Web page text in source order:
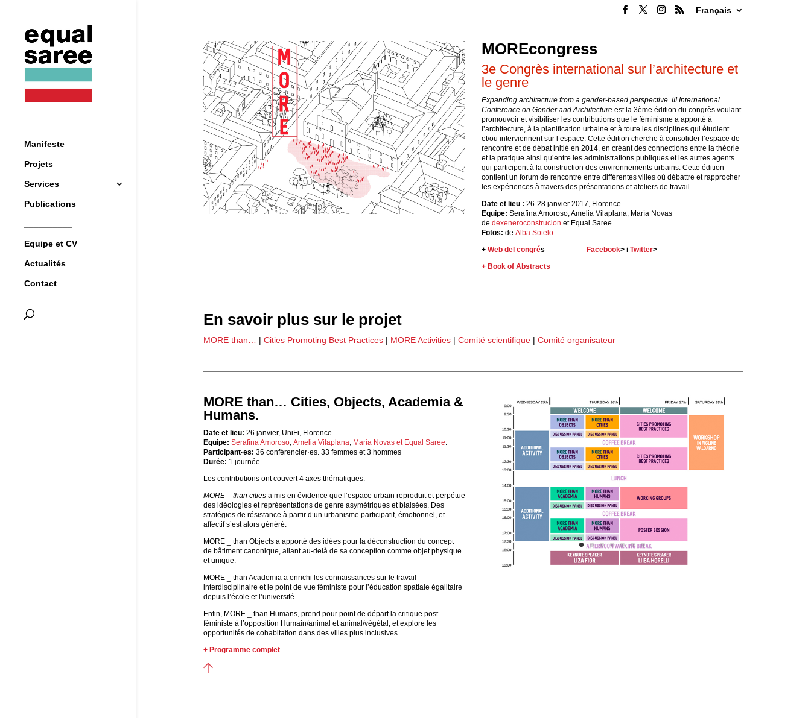
Français
Manifeste
Projets
Services
Publications
Equipe et CV
Actualités
Contact
MOREcongress
3e Congrès international sur l’architecture et
le genre
Expanding architecture from a gender-based perspective. III International
Conference on Gender and Architectureest la 3ème édition du congrès voulant
promouvoir et visibiliser les contributions que le féminisme a apporté à
l’architecture, à la planification urbaine et à toute les disciplines qui étudient
et/ou interviennent sur l’espace. Cette édition cherche à consolider l’espace de
rencontre et de débat initié en 2014, en créant des connections entre la théorie
et la pratique ainsi qu’entre les administrations publiques et les autres agents
qui participent à la construction des environnements urbains. Cette édition
contient un forum de rencontre entre différentes villes où débattre et rapprocher
les expériences à travers des présentations et ateliers de travail.
Date et lieu : 26-28 janvier 2017, Florence.
Equipe: Serafina Amoroso, Amelia Vilaplana, María Novas
de dexeneroconstrucion et Equal Saree.
Fotos: de Alba Sotelo.
+ Web del congrés Facebook> i Twitter>
+ Book of Abstracts
En savoir plus sur le projet
MORE than… | Cities Promoting Best Practices| MORE Activities| Comité scientifique| Comité organisateur
MORE than… Cities, Objects, Academia &
Humans.
Date et lieu: 26 janvier, UniFi, Florence.
Equipe: Serafina Amoroso, Amelia Vilaplana María Novas et Equal Saree
Participant·es: 36 conférencier·es. 33 femmes et 3 hommes
Durée: 1 journée.
Les contributions ont couvert 4 axes thématiques.
MORE _ than citiesa mis en évidence que l’espace urbain reproduit et perpétue
des idéologies et représentations de genre asymétriques et biaisées. Des
stratégies de résistance à partir d’un urbanisme participatif, émotionnel, et
affectif s’est alors généré.
MORE _ than Objects a apporté des idées pour la déconstruction du concept
de bâtiment canonique, allant au-delà de sa conception comme objet physique
et unique.
MORE _ than Academia a enrichi les connaissances sur le travail
interdisciplinaire et le point de vue féministe pour l’éducation spatiale égalitaire
depuis l’école et l’université.
Enfin, MORE _ than Humans, prend pour point de départ la critique post-
féministe à l’opposition Humain/animal et animal/végétal, et explore les
opportunités de cohabitation dans des villes plus inclusives.
+ Programme complet